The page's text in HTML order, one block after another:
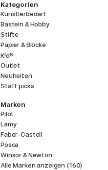
Kategorien
Künstlerbedarf
Basteln & Hobby
Stifte
Papier & Blöcke
Kids
Outlet
Neuheiten
Staff picks
Marken
Pilot
Lamy
Faber-Castell
Posca
Winsor & Newton
Alle Marken anzeigen (160)